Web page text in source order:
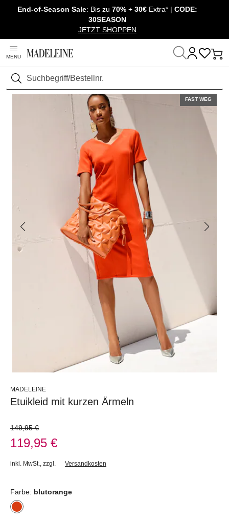
Überspringe Navigation, direkt zum Content
End-of-Season Sale: Bis zu 70% + 30€ Extra* | CODE:
30SEASON
JETZT SHOPPEN
MENU
Suchen
Startseite Mode Kleider
FAST WEG
MADELEINE
Etuikleid mit kurzen Ärmeln
149,95 €
119,95 €
inkl. MwSt. zzgl. Versandkosten
Farbe: blutorange